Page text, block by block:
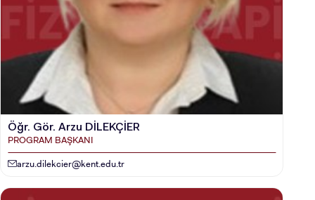
Öğr. Gör. Arzu DİLEKÇİER
PROGRAM BAŞKANI
arzu.dilekcier@kent.edu.tr